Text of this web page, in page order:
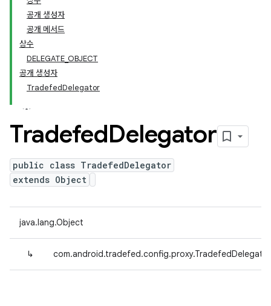
공개 생성자
공개 메서드
상수
DELEGATE_OBJECT
공개 생성자
TradefedDelegator
TradefedDelegator
public class TradefedDelegator
extends Object
java.lang.Object
↳ com.android.tradefed.config.proxy.TradefedDelegator